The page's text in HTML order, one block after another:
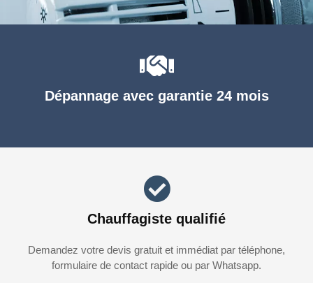
Dépannage avec garantie 24 mois
Chauffagiste qualifié
Demandez votre devis gratuit et immédiat par téléphone,
formulaire de contact rapide ou par Whatsapp.